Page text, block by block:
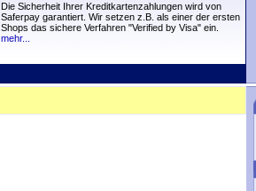
Die Sicherheit Ihrer Kreditkartenzahlungen wird von
Saferpay garantiert. Wir setzen z.B. als einer der ersten
Shops das sichere Verfahren "Verified by Visa" ein.
mehr...